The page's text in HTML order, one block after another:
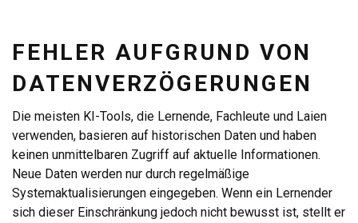
FEHLER AUFGRUND VON
DATENVERZÖGERUNGEN
Die meisten KI-Tools, die Lernende, Fachleute und Laien
verwenden, basieren auf historischen Daten und haben
keinen unmittelbaren Zugriff auf aktuelle Informationen.
Neue Daten werden nur durch regelmäßige
Systemaktualisierungen eingegeben. Wenn ein Lernender
sich dieser Einschränkung jedoch nicht bewusst ist, stellt er